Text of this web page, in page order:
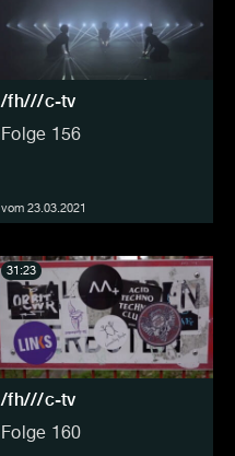
/fh///c-tv
Folge 156
vom 23.03.2021
/fh///c-tv
Folge 160
31:23